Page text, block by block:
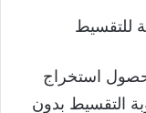
استخراج
التقسيط بدون